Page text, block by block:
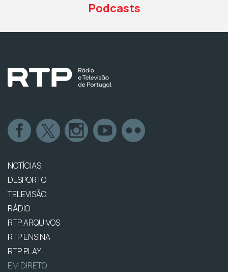
Podcasts
NOTÍCIAS
DESPORTO
TELEVISÃO
RÁDIO
RTP ARQUIVOS
RTP ENSINA
RTP PLAY
EM DIRETO